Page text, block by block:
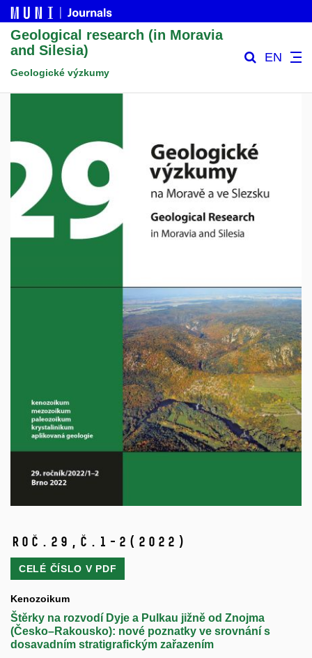
Geological research (in Moravia
and Silesia)
Geologické výzkumy
EN
Roč.29, č.1-2 (2022)
CELÉ ČÍSLO V PDF
Kenozoikum
Štěrky na rozvodí Dyje a Pulkau jižně od Znojma
(Česko–Rakousko): nové poznatky ve srovnání s
dosavadním stratigrafickým zařazením